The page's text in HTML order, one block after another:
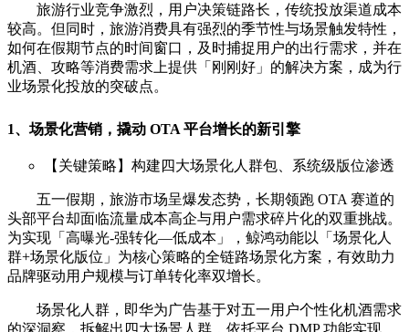
旅游行业竞争激烈，用户决策链路长，传统投放渠道成本
较高。但同时，旅游消费具有强烈的季节性与场景触发特性，
如何在假期节点的时间窗口，及时捕捉用户的出行需求，并在
机酒、攻略等消费需求上提供「刚刚好」的解决方案，成为行
业场景化投放的突破点。
1、场景化营销，撬动 OTA 平台增长的新引擎
【关键策略】构建四大场景化人群包、系统级版位渗透
五一假期，旅游市场呈爆发态势，长期领跑 OTA 赛道的
头部平台却面临流量成本高企与用户需求碎片化的双重挑战。
为实现「高曝光-强转化—低成本」，鲸鸿动能以「场景化人
群+场景化版位」为核心策略的全链路场景化方案，有效助力
品牌驱动用户规模与订单转化率双增长。
场景化人群，即华为广告基于对五一用户个性化机酒需求